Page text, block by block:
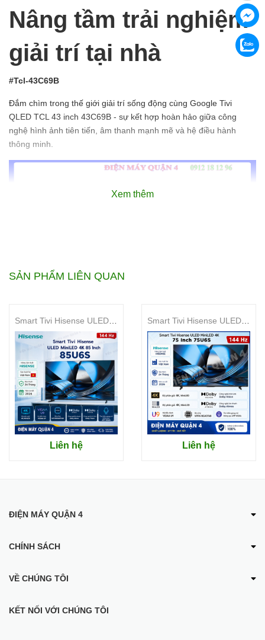
Nâng tầm trải nghiệm
giải trí tại nhà
#Tcl-43C69B
Đắm chìm trong thế giới giải trí sống động cùng Google Tivi
QLED TCL 43 inch 43C69B - sự kết hợp hoàn hảo giữa công
nghệ hình ảnh tiên tiến, âm thanh mạnh mẽ và hệ điều hành
thông minh.
Đặc điểm nổi bật:
Công nghệ hình ảnh QLED
PRO:
Dải màu 95% DCI-P3:Mang đến hình ảnh sống động với
màu sắc rực rỡ, chi tiết và chân thực như thật.
Xem thêm
SẢN PHẨM LIÊN QUAN
Liên hệ Liên hệ
ĐIỆN MÁY QUẬN 4
CHÍNH SÁCH
VỀ CHÚNG TÔI
KẾT NỐI VỚI CHÚNG TÔI